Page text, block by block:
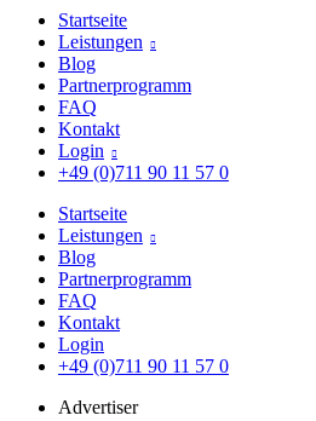
Startseite
Leistungen

Blog
Partnerprogramm
FAQ
Kontakt
Login

+49 (0)711 90 11 57 0
Startseite
Leistungen

Blog
Partnerprogramm
FAQ
Kontakt
Login
+49 (0)711 90 11 57 0
Advertiser